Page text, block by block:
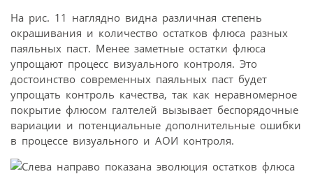
На рис. 11 наглядно видна различная степень
окрашивания и количество остатков флюса разных
паяльных паст. Менее заметные остатки флюса
упрощают процесс визуального контроля. Это
достоинство современных паяльных паст будет
упрощать контроль качества, так как неравномерное
покрытие флюсом галтелей вызывает беспорядочные
вариации и потенциальные дополнительные ошибки
в процессе визуального и АОИ контроля.